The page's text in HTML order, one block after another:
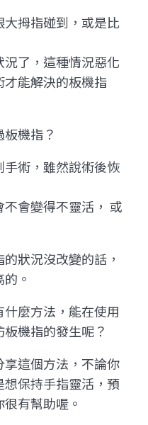
拇指碰到，或是比
了，這種情況惡化
能解決的板機指
機指？
術，雖然說術後恢
會變得不靈活， 或
狀況沒改變的話，
。
麼方法，能在使用
機指的發生呢？
這個方法，不論你
保持手指靈活，預
有幫助喔。